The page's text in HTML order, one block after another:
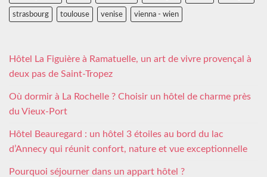
strasbourg toulouse venise vienna - wien
Hôtel La Figuière à Ramatuelle, un art de vivre provençal à
deux pas de Saint-Tropez
Où dormir à La Rochelle ? Choisir un hôtel de charme près
du Vieux-Port
Hôtel Beauregard : un hôtel 3 étoiles au bord du lac
d’Annecy qui réunit confort, nature et vue exceptionnelle
Pourquoi séjourner dans un appart hôtel ?